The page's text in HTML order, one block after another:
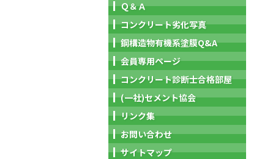
Ｑ＆Ａ
コンクリート劣化写真
鋼構造物有機系塗膜Q&A
会員専用ページ
コンクリート診断士合格部屋
(一社)セメント協会
リンク集
お問い合わせ
サイトマップ